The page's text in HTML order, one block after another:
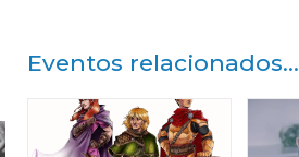
Eventos relacionados...